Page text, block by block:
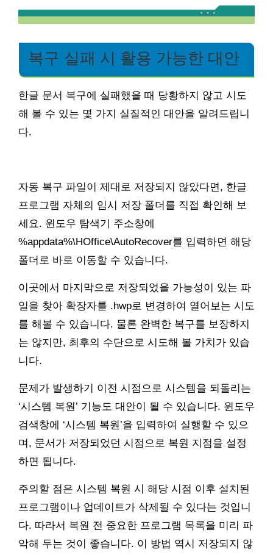
복구 실패 시 활용 가능한 대안
한글 문서 복구에 실패했을 때 당황하지 않고 시도
해 볼 수 있는 몇 가지 실질적인 대안을 알려드립니
다.
자동 복구 파일이 제대로 저장되지 않았다면, 한글
프로그램 자체의 임시 저장 폴더를 직접 확인해 보
세요. 윈도우 탐색기 주소창에
%appdata%\HOffice\AutoRecover를 입력하면 해당
폴더로 바로 이동할 수 있습니다.
이곳에서 마지막으로 저장되었을 가능성이 있는 파
일을 찾아 확장자를 .hwp로 변경하여 열어보는 시도
를 해볼 수 있습니다. 물론 완벽한 복구를 보장하지
는 않지만, 최후의 수단으로 시도해 볼 가치가 있습
니다.
문제가 발생하기 이전 시점으로 시스템을 되돌리는
‘시스템 복원’ 기능도 대안이 될 수 있습니다. 윈도우
검색창에 ‘시스템 복원’을 입력하여 실행할 수 있으
며, 문서가 저장되었던 시점으로 복원 지점을 설정
하면 됩니다.
주의할 점은 시스템 복원 시 해당 시점 이후 설치된
프로그램이나 업데이트가 삭제될 수 있다는 것입니
다. 따라서 복원 전 중요한 프로그램 목록을 미리 파
악해 두는 것이 좋습니다. 이 방법 역시 저장되지 않